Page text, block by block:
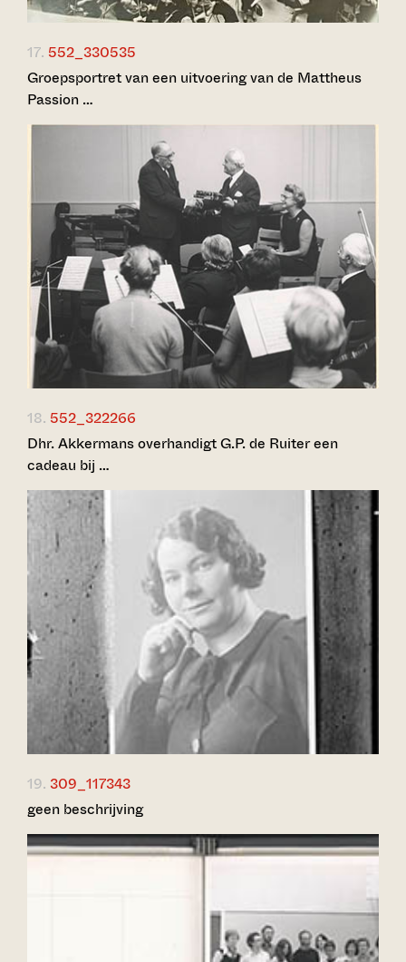
17. 552_330535
Groepsportret van een uitvoering van de Mattheus
Passion …
18. 552_322266
Dhr. Akkermans overhandigt G.P. de Ruiter een
cadeau bij …
19. 309_117343
geen beschrijving